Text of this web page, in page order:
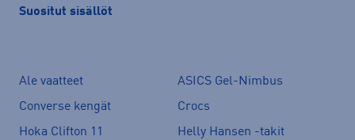
Suositut sisällöt
Ale vaatteet
ASICS Gel-Nimbus
Converse kengät
Crocs
Hoka Clifton 11
Helly Hansen -takit